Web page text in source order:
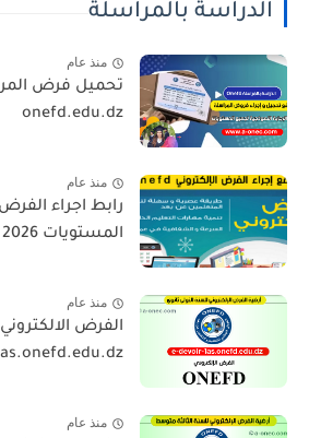
الدراسة بالمراسلة
منذ عام
onefd.edu.dz
منذ عام
رابط اجراء الفرض
المستويات 2026 onefd
منذ عام
1as.onefd.edu.dz
منذ عام